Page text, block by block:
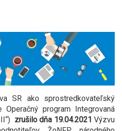
SR ako sprostredkovateľský
Operačný program Integrovaná
zrušilo dňa 19.04.2021 Výzvu